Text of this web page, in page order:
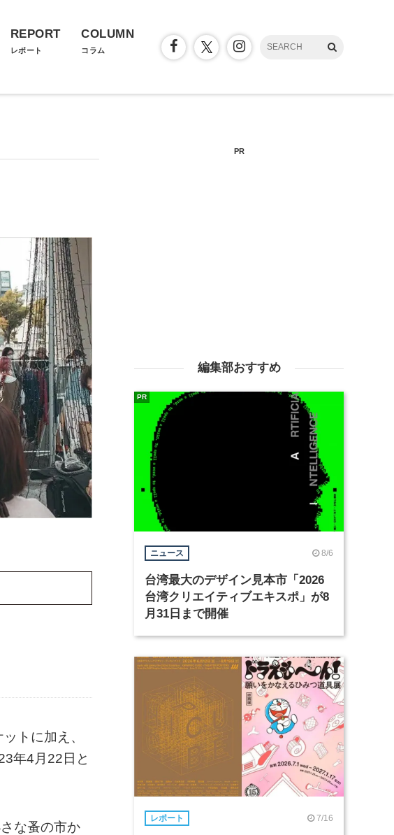
REPORT
レポート
COLUMN
コラム
トに加え、
年4月22日と
な蚤の市か
PR
編集部おすすめ
ニュース 8/6
台湾最大のデザイン見本市「2026
台湾クリエイティブエキスポ」が8
月31日まで開催
PR
レポート 7/16